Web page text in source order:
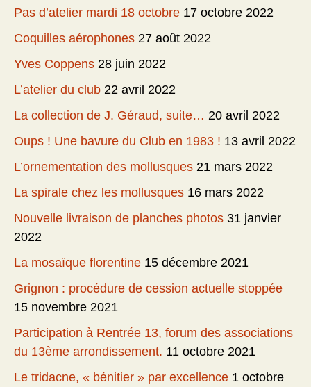
Pas d’atelier mardi 18 octobre 17 octobre 2022
Coquilles aérophones 27 août 2022
Yves Coppens 28 juin 2022
L’atelier du club 22 avril 2022
La collection de J. Géraud, suite… 20 avril 2022
Oups ! Une bavure du Club en 1983 ! 13 avril 2022
L’ornementation des mollusques 21 mars 2022
La spirale chez les mollusques 16 mars 2022
Nouvelle livraison de planches photos 31 janvier
2022
La mosaïque florentine 15 décembre 2021
Grignon : procédure de cession actuelle stoppée
15 novembre 2021
Participation à Rentrée 13, forum des associations
du 13ème arrondissement. 11 octobre 2021
Le tridacne, « bénitier » par excellence 1 octobre